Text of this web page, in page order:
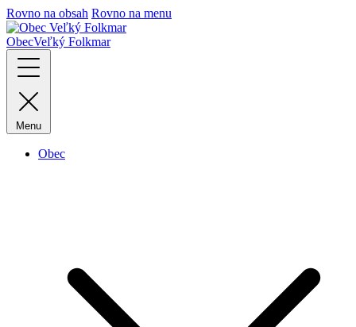
Rovno na obsah Rovno na menu
ObecVeľký Folkmar
Menu
Obec